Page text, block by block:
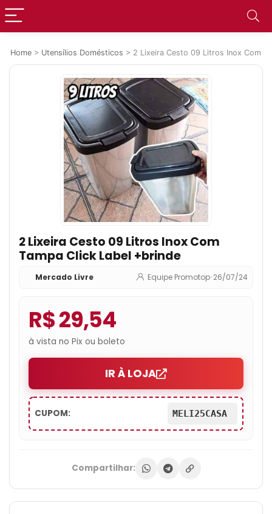
Home > Utensílios Domésticos > 2 Lixeira Cesto 09 Litros Inox Com
2 Lixeira Cesto 09 Litros Inox Com
Tampa Click Label +brinde
Mercado Livre Equipe Promotop•26/07/24
R$ 29,54
à vista no Pix ou boleto
IR À LOJA
CUPOM: MELI25CASA
Compartilhar: